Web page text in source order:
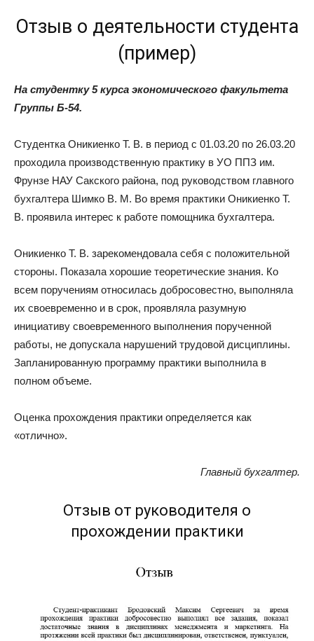
Отзыв о деятельности студента
(пример)
На студентку 5 курса экономического факультета
Группы Б-54.
Студентка Оникиенко Т. В. в период с 01.03.20 по 26.03.20
проходила производственную практику в УО ППЗ им.
Фрунзе НАУ Сакского района, под руководством главного
бухгалтера Шимко В. М. Во время практики Оникиенко Т.
В. проявила интерес к работе помощника бухгалтера.
Оникиенко Т. В. зарекомендовала себя с положительной
стороны. Показала хорошие теоретические знания. Ко
всем поручениям относилась добросовестно, выполняла
их своевременно и в срок, проявляла разумную
инициативу своевременного выполнения порученной
работы, не допускала нарушений трудовой дисциплины.
Запланированную программу практики выполнила в
полном объеме.
Оценка прохождения практики определяется как
«отлично».
Главный бухгалтер.
Отзыв от руководителя о
прохождении практики